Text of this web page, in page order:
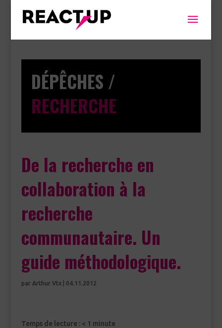
DÉPÊCHES /
RECHERCHE
De la recherche en
collaboration à la
recherche
communautaire. Un
guide méthodologique.
par Arthur Vtx| 04.11.2012
Temps de lecture : < 1 minute